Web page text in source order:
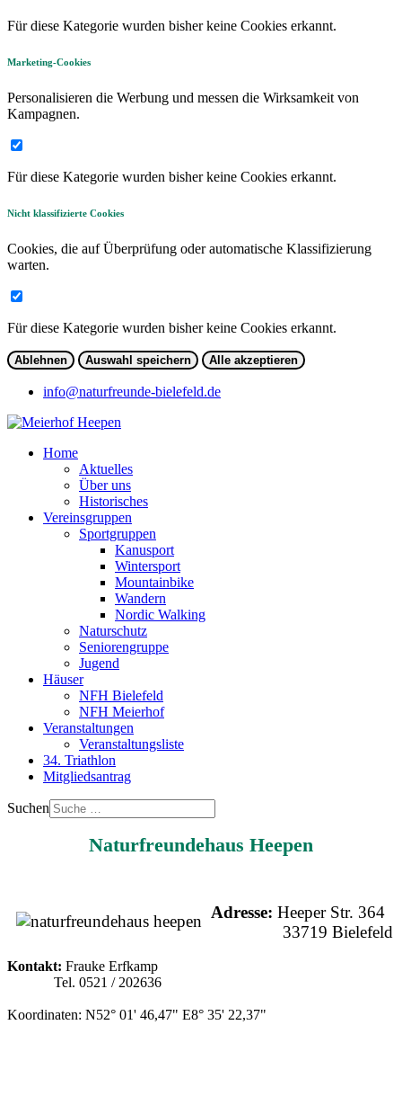
Für diese Kategorie wurden bisher keine Cookies erkannt.
Marketing-Cookies
Personalisieren die Werbung und messen die Wirksamkeit von
Kampagnen.
Für diese Kategorie wurden bisher keine Cookies erkannt.
Nicht klassifizierte Cookies
Cookies, die auf Überprüfung oder automatische Klassifizierung
warten.
Für diese Kategorie wurden bisher keine Cookies erkannt.
Ablehnen Auswahl speichern Alle akzeptieren
info@naturfreunde-bielefeld.de
Home
Aktuelles
Über uns
Historisches
Vereinsgruppen
Sportgruppen
Kanusport
Wintersport
Mountainbike
Wandern
Nordic Walking
Naturschutz
Seniorengruppe
Jugend
Häuser
NFH Bielefeld
NFH Meierhof
Veranstaltungen
Veranstaltungsliste
34. Triathlon
Mitgliedsantrag
Suchen
Naturfreundehaus Heepen
Adresse: Heeper Str. 364
33719 Bielefeld
Kontakt: Frauke Erfkamp
Tel. 0521 / 202636
Koordinaten: N52° 01' 46,47" E8° 35' 22,37"